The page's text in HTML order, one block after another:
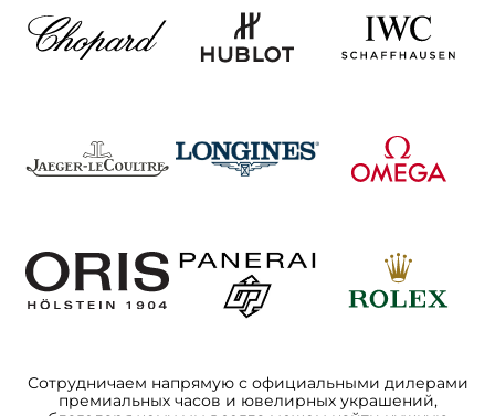
Сотрудничаем напрямую с официальными дилерами
премиальных часов и ювелирных украшений,